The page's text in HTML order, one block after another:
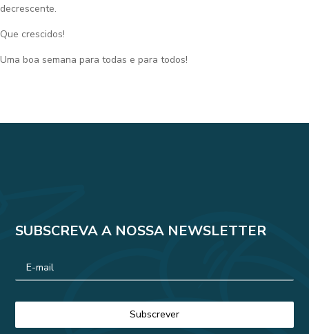
decrescente.
Que crescidos!
Uma boa semana para todas e para todos!
SUBSCREVA A NOSSA NEWSLETTER